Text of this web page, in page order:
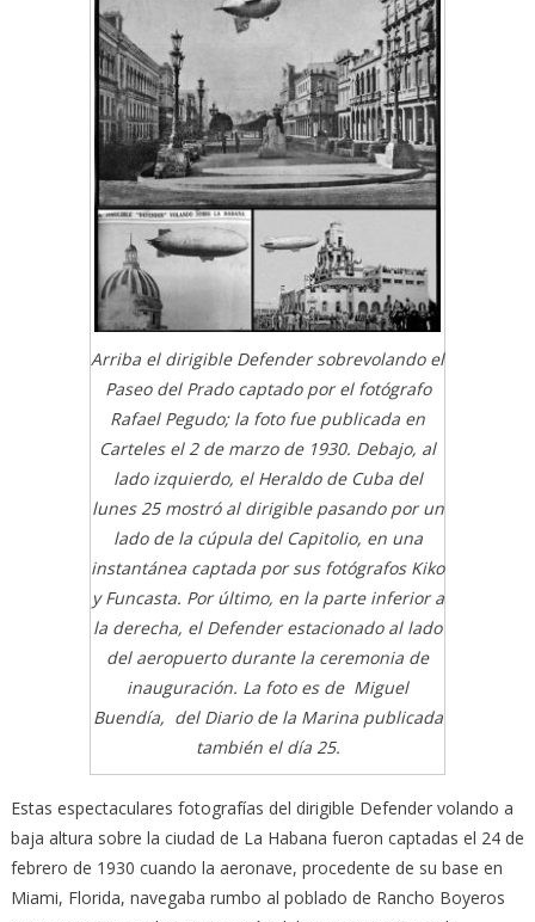
Arriba el dirigible Defender sobrevolando el
Paseo del Prado captado por el fotógrafo
Rafael Pegudo; la foto fue publicada en
Carteles el 2 de marzo de 1930. Debajo, al
lado izquierdo, el Heraldo de Cuba del
lunes 25 mostró al dirigible pasando por un
lado de la cúpula del Capitolio, en una
instantánea captada por sus fotógrafos Kiko
y Funcasta. Por último, en la parte inferior a
la derecha, el Defender estacionado al lado
del aeropuerto durante la ceremonia de
inauguración. La foto es de Miguel
Buendía, del Diario de la Marina publicada
también el día 25.
Estas espectaculares fotografías del dirigible Defender volando a
baja altura sobre la ciudad de La Habana fueron captadas el 24 de
febrero de 1930 cuando la aeronave, procedente de su base en
Miami, Florida, navegaba rumbo al poblado de Rancho Boyeros